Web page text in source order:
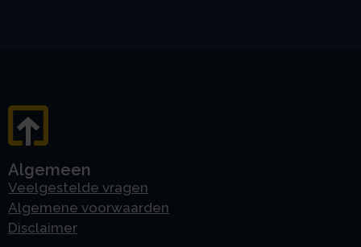
Algemeen
Veelgestelde vragen
Algemene voorwaarden
Disclaimer